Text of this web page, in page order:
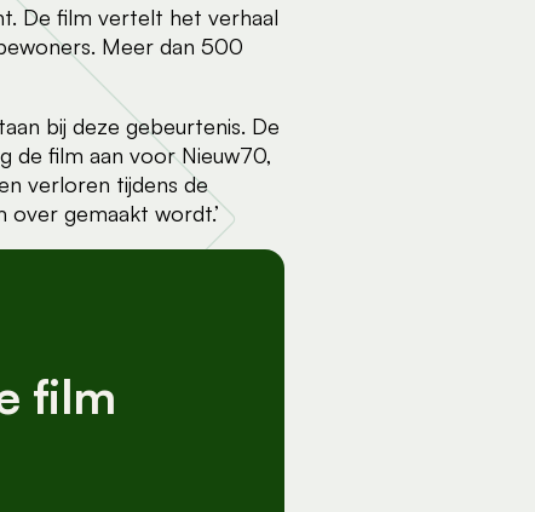
De film vertelt het verhaal
Meer dan 500
bij deze gebeurtenis. De
de film aan voor Nieuw70,
verloren tijdens de
gemaakt wordt.’
film